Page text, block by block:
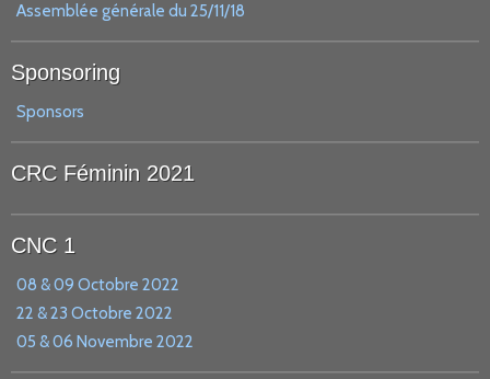
Assemblée générale du 25/11/18
Sponsoring
Sponsors
CRC Féminin 2021
CNC 1
08 & 09 Octobre 2022
22 & 23 Octobre 2022
05 & 06 Novembre 2022